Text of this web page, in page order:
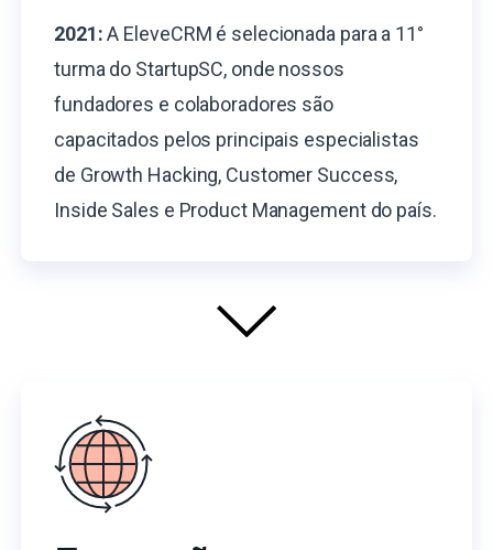
2021:A EleveCRM é selecionada para a 11°
turma do StartupSC, onde nossos
fundadores e colaboradores são
capacitados pelos principais especialistas
de Growth Hacking, Customer Success,
Inside Sales e Product Management do país.